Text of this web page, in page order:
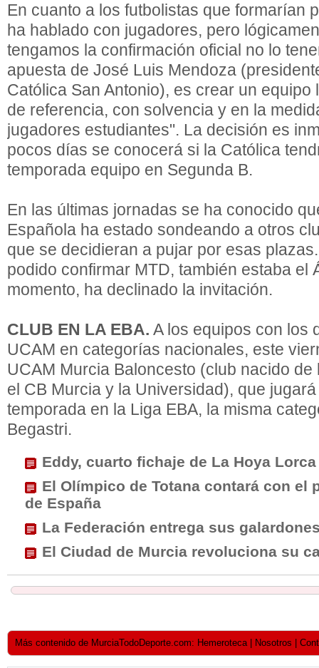
En cuanto a los futbolistas que formarían
ha hablado con jugadores, pero
tengamos la confirmación oficial no lo
apuesta de José Luis Mendoza
Católica San Antonio), es crear un equipo
de referencia, con solvencia y en la
jugadores estudiantes". La decisión es
pocos días se conocerá si la Católica
temporada equipo en Segunda B.
En las últimas jornadas se ha conocido
Española ha estado sondeando a otros
que se decidieran a pujar por esas
podido confirmar MTD, también estaba el
momento, ha declinado la invitación.
CLUB EN LA EBA. A los equipos con los
UCAM en categorías nacionales, este
UCAM Murcia Baloncesto (club nacido
el CB Murcia y la Universidad), que
temporada en la Liga EBA, la misma
Begastri.
Eddy, cuarto fichaje de La Hoya Lorca
El Olímpico de Totana contará con el
de España
La Federación entrega sus
El Ciudad de Murcia revoluciona su
Más contenido de MurciaTodoDeporte.com: Hemeroteca | Nosotros |